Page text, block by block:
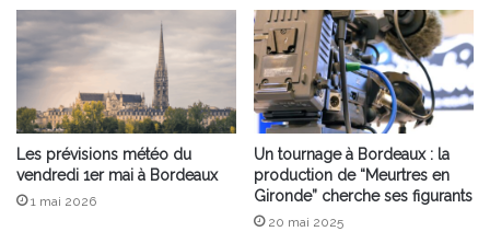
revient
cet
été
Les prévisions météo du
vendredi 1er mai à Bordeaux
1 mai 2026
Un tournage à Bordeaux : la
production de “Meurtres en
Gironde” cherche ses figurants
20 mai 2025